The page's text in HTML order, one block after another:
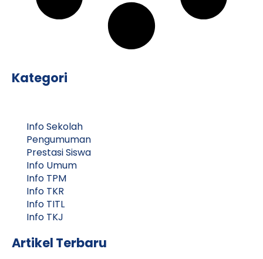
Kategori
Info Sekolah
Pengumuman
Prestasi Siswa
Info Umum
Info TPM
Info TKR
Info TITL
Info TKJ
Artikel Terbaru